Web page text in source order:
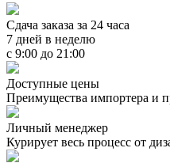
Сдача заказа за 24 часа
7 дней в неделю
с 9:00 до 21:00
Доступные цены
Преимущества импортера и
Личный менеджер
Курирует весь процесс от